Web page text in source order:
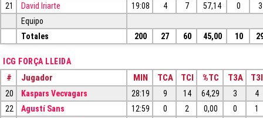
21
David Iriarte 19:08 4 7 57,14 0
3
Equipo
Totales
200 27 60 45,00 10
ICG FORÇA LLEIDA
# Jugador MIN TCA TCI %TC T3A T3I
20 Kaspars Vecvagars 28:19 9 14 64,29 3
4
22
Agustí Sans 12:59 0 2 0,00 0
1